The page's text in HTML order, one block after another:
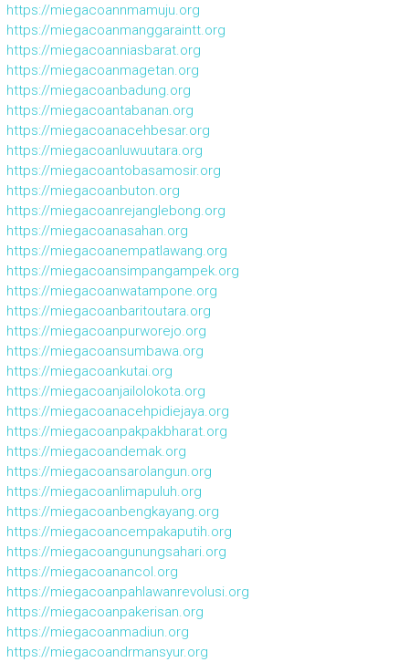
https://miegacoannmamuju.org
https://miegacoanmanggaraintt.org
https://miegacoanniasbarat.org
https://miegacoanmagetan.org
https://miegacoanbadung.org
https://miegacoantabanan.org
https://miegacoanacehbesar.org
https://miegacoanluwuutara.org
https://miegacoantobasamosir.org
https://miegacoanbuton.org
https://miegacoanrejanglebong.org
https://miegacoanasahan.org
https://miegacoanempatlawang.org
https://miegacoansimpangampek.org
https://miegacoanwatampone.org
https://miegacoanbaritoutara.org
https://miegacoanpurworejo.org
https://miegacoansumbawa.org
https://miegacoankutai.org
https://miegacoanjailolokota.org
https://miegacoanacehpidiejaya.org
https://miegacoanpakpakbharat.org
https://miegacoandemak.org
https://miegacoansarolangun.org
https://miegacoanlimapuluh.org
https://miegacoanbengkayang.org
https://miegacoancempakaputih.org
https://miegacoangunungsahari.org
https://miegacoanancol.org
https://miegacoanpahlawanrevolusi.org
https://miegacoanpakerisan.org
https://miegacoanmadiun.org
https://miegacoandrmansyur.org